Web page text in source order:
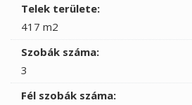
Telek területe:
417 m2
Szobák száma:
3
Fél szobák száma: